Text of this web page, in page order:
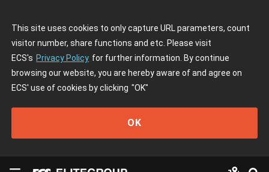
This site uses cookies to only capture URL parameters, count
visitor number, share functions and etc. Please visit
ECS's Privacy Policy for further information. By continue
browsing our website, you are hereby aware of and agree on
ECS' use of cookies by clicking "OK"
OK